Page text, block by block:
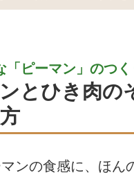
「ピーマン」のつく
とひき肉の
ンの食感に、ほん